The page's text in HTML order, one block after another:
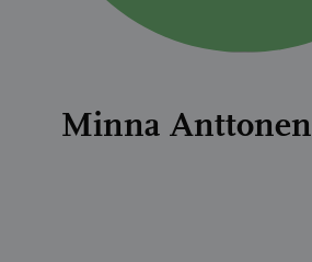
Minna Anttonen